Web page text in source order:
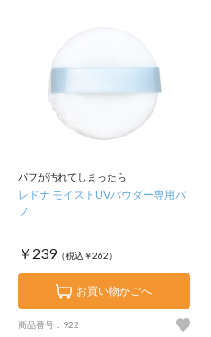
パフが汚れてしまったら
レドナ モイストUVパウダー専用パ
フ
￥239（税込￥262）
お買い物かごへ
商品番号：922